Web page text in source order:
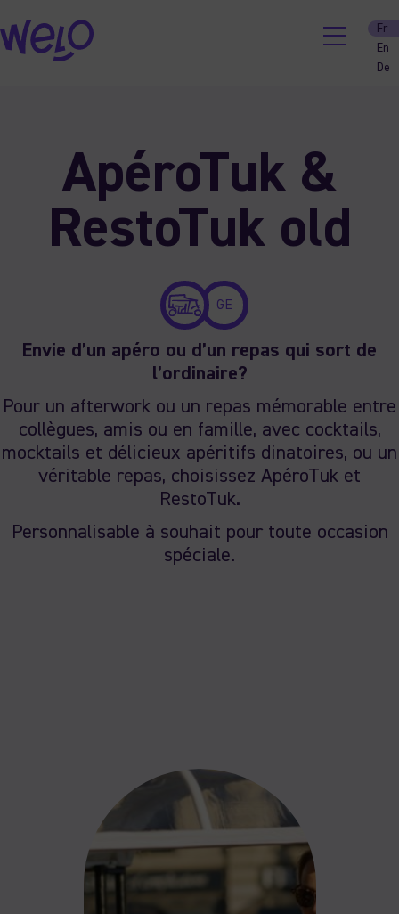
Fr
En
De
ApéroTuk &
RestoTuk old
GE
Envie d’un apéro ou d’un repas qui sort de
l’ordinaire?
Pour un afterwork ou un repas mémorable entre
collègues, amis ou en famille, avec cocktails,
mocktails et délicieux apéritifs dinatoires, ou un
véritable repas, choisissez ApéroTuk et
RestoTuk.
Personnalisable à souhait pour toute occasion
spéciale.